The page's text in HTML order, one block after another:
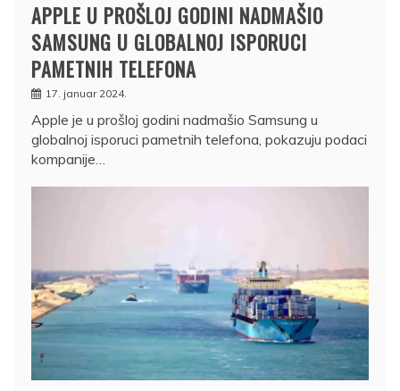
APPLE U PROŠLOJ GODINI NADMAŠIO
SAMSUNG U GLOBALNOJ ISPORUCI
PAMETNIH TELEFONA
17. januar 2024.
Apple je u prošloj godini nadmašio Samsung u
globalnoj isporuci pametnih telefona, pokazuju podaci
kompanije…